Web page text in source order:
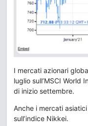
I mercati azionari
luglio sull’MSCI World
di inizio settembre.
Anche i mercati
sull’indice Nikkei.